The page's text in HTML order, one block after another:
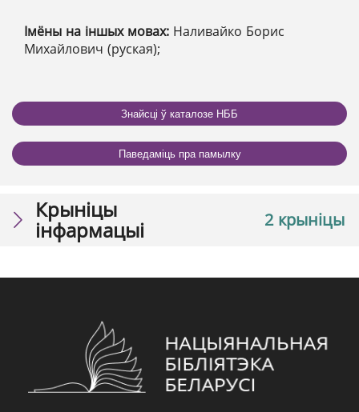
Імёны на іншых мовах: Наливайко Борис
Михайлович (руская);
Знайсці ў каталозе НББ
Паведаміць пра памылку
2 крыніцы
Крыніцы
інфармацыі